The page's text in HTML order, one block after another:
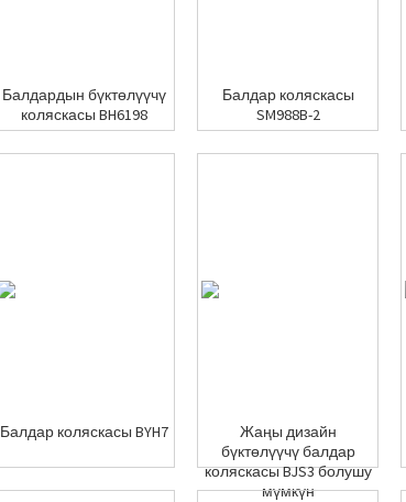
Балдардын бүктөлүүчү
коляскасы BH6198
Балдар коляскасы
SM988B-2
Балдар коляскасы BYH7
Жаңы дизайн
бүктөлүүчү балдар
коляскасы BJS3 болушу
мүмкүн